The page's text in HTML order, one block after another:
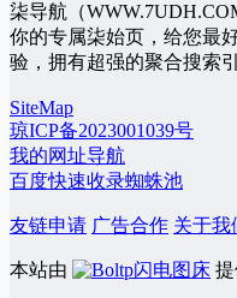
柒导航（
你的专属柒始页，给您最
验，拥有超强的聚合搜索
SiteMap
琼ICP备2023001039号
我的网址导航
百度快速收录蜘蛛池
友链申请 广告合作 关于我
本站由 闪电图床